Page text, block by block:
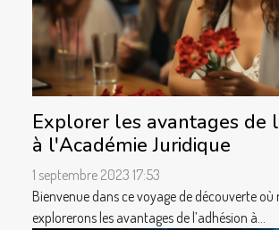
Explorer les avantages de
à l'Académie Juridique
1 septembre 2023 17:53
Bienvenue dans ce voyage de découverte où
explorerons les avantages de l’adhésion à...